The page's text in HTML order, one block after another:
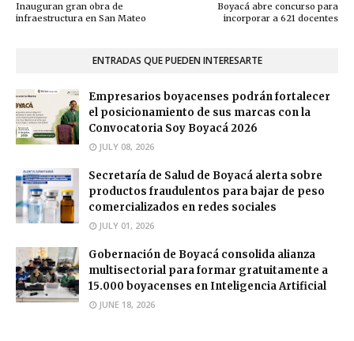
Boyacá abre concurso para
incorporar a 621 docentes
Inauguran gran obra de
infraestructura en San Mateo
ENTRADAS QUE PUEDEN INTERESARTE
Empresarios boyacenses podrán fortalecer
el posicionamiento de sus marcas con la
Convocatoria Soy Boyacá 2026
JULY 08, 2026
Secretaría de Salud de Boyacá alerta sobre
productos fraudulentos para bajar de peso
comercializados en redes sociales
JULY 01, 2026
Gobernación de Boyacá consolida alianza
multisectorial para formar gratuitamente a
15.000 boyacenses en Inteligencia Artificial
JUNE 18, 2026